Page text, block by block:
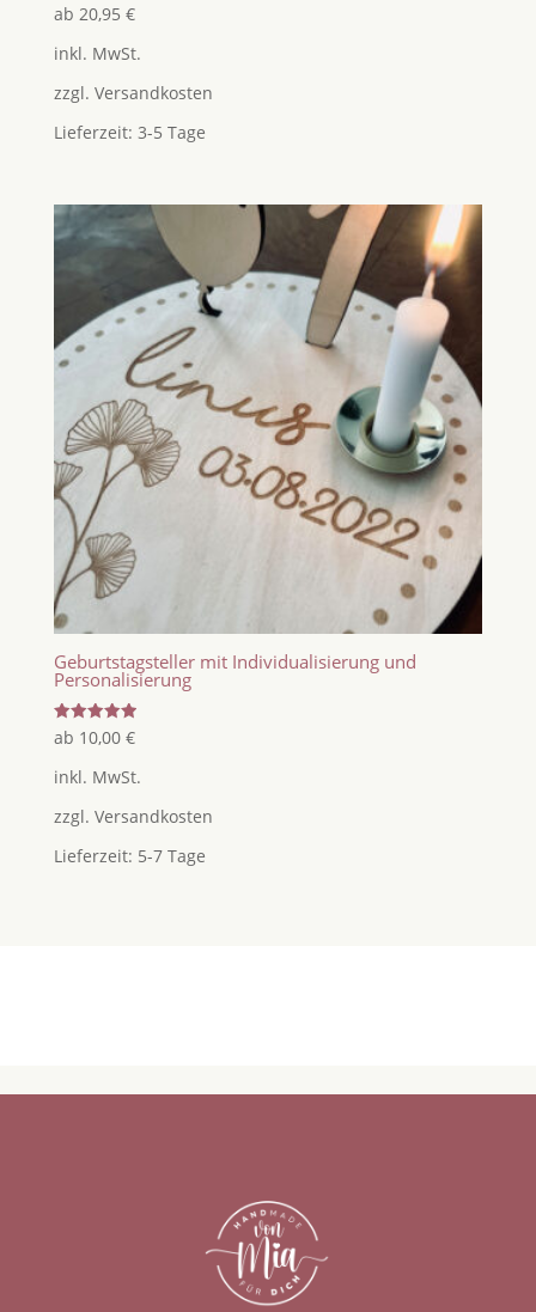
Bewertet
mit
von 5
ab 20,95 €
inkl. MwSt.
zzgl. Versandkosten
Lieferzeit: 3-5 Tage
Geburtstagsteller mit Individualisierung und
Personalisierung
Bewertet
mit
von 5
ab 10,00 €
inkl. MwSt.
zzgl. Versandkosten
Lieferzeit: 5-7 Tage